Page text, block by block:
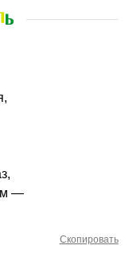
—
Скопировать